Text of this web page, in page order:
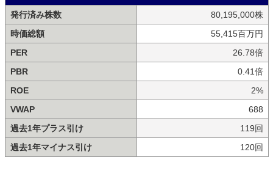
発行済み株数
80,195,000株
時価総額
55,415百万円
PER
26.78倍
PBR
0.41倍
ROE
2%
VWAP
688
過去1年プラス引け
119回
過去1年マイナス引け
120回